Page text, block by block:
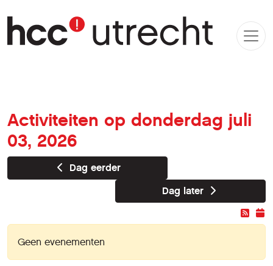
Activiteiten op donderdag juli
03, 2026
Dag eerder
Dag later
Geen evenementen